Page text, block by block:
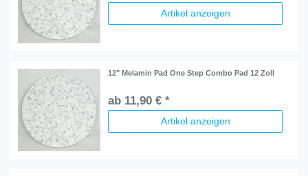
Artikel anzeigen
12" Melamin Pad One Step Combo Pad 12 Zoll
ab 11,90 € *
Artikel anzeigen